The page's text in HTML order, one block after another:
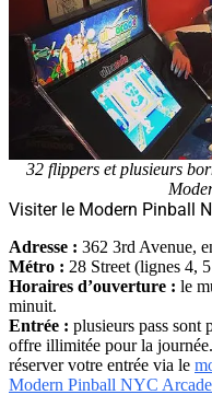
32 flippers et plusieurs
Visiter le Modern Pinball
Adresse : 362 3rd Avenue,
Métro : 28 Street (lignes 4,
Horaires d’ouverture : le
minuit.
Entrée : plusieurs pass sont
offre illimitée pour la
réserver votre entrée via le
Modern Pinball NYC